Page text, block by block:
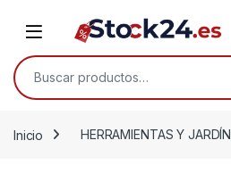
Open
Buscar por:
Inicio HERRAMIENTAS Y JARDÍN